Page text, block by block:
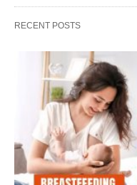
RECENT POSTS